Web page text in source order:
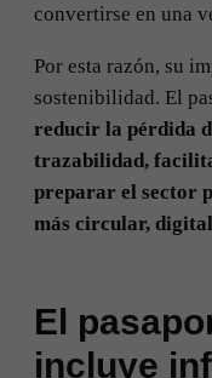
convertirse en una
Por esta razón, su
sostenibilidad. El
reducir la pérdida
trazabilidad,
preparar el sector
más circular,
El
incluye